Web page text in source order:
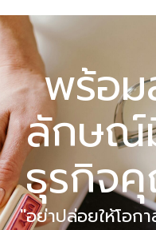
พร้อม
ลักษณ์
ธุรกิจ
"อย่าปล่อยให้โอก